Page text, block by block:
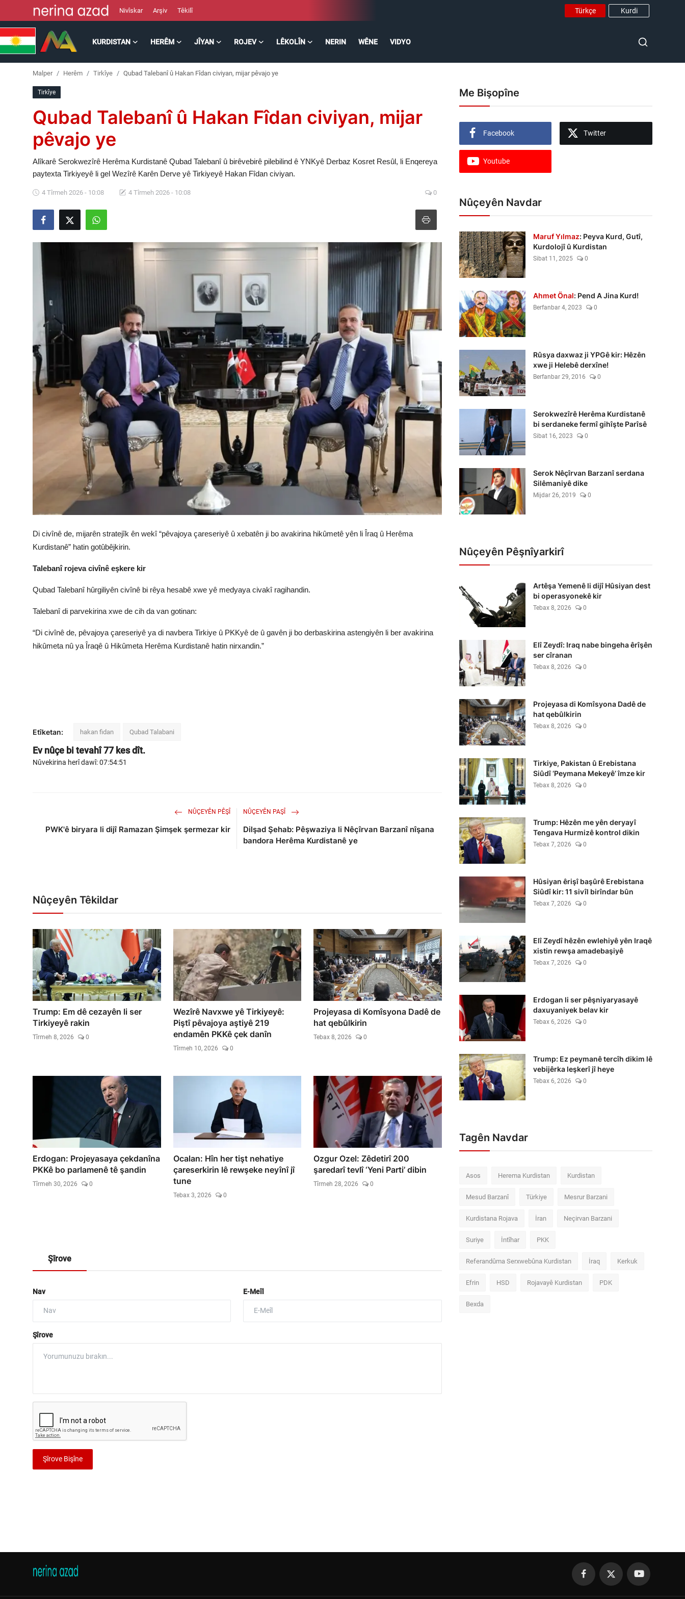
Nivîskar Arşiv Têkilî Türkçe Kurdi
KURDISTAN HERÊM JÎYAN ROJEV LÊKOLÎN NERIN WÊNE VIDYO
Lêkolîn
Kurdi
Malper Herêm Tirkîye Qubad Talebanî û Hakan Fîdan civiyan, mijar pêvajo ye
Tirkîye
Qubad Talebanî û Hakan Fîdan civiyan, mijar
pêvajo ye
Alîkarê Serokwezîrê Herêma Kurdistanê Qubad Talebanî û birêvebirê pilebilind ê YNKyê Derbaz Kosret Resûl, li Enqereya
paytexta Tirkiyeyê li gel Wezîrê Karên Derve yê Tirkiyeyê Hakan Fîdan civiyan.
4 Tîrmeh 2026 - 10:08 4 Tîrmeh 2026 - 10:08 0
Di civînê de, mijarên stratejîk ên wekî “pêvajoya çareseriyê û xebatên ji bo avakirina hikûmetê yên li Îraq û Herêma
Kurdistanê” hatin gotûbêjkirin.
Talebanî rojeva civînê eşkere kir
Qubad Talebanî hûrgiliyên civînê bi rêya hesabê xwe yê medyaya civakî ragihandin.
Talebanî di parvekirina xwe de cih da van gotinan:
“Di civînê de, pêvajoya çareseriyê ya di navbera Tirkiye û PKKyê de û gavên ji bo derbaskirina astengiyên li ber avakirina
hikûmeta nû ya Îraqê û Hikûmeta Herêma Kurdistanê hatin nirxandin.”
Etîketan: hakan fidan Qubad Talabani
Ev nûçe bi tevahî77kes dît.
Nûvekirina herî dawî: 07:54:51
NÛÇEYÊN PÊŞÎ
PWK'ê biryara li dijî Ramazan Şimşek şermezar kir
NÛÇEYÊN PAŞÎ
Dilşad Şehab: Pêşwaziya li Nêçîrvan Barzanî nîşana
bandora Herêma Kurdistanê ye
Nûçeyên Têkildar
Trump: Em dê cezayên li ser
Tirkiyeyê rakin
Tîrmeh 8, 2026 0
Wezîrê Navxwe yê Tirkiyeyê:
Piştî pêvajoya aştiyê 219
endamên PKKê çek danîn
Tîrmeh 10, 2026 0
Projeyasa di Komîsyona Dadê de
hat qebûlkirin
Tebax 8, 2026 0
Erdogan: Projeyasaya çekdanîna
PKKê bo parlamenê tê şandin
Tîrmeh 30, 2026 0
Ocalan: Hîn her tişt nehatiye
çareserkirin lê rewşeke neyînî jî
tune
Tebax 3, 2026 0
Ozgur Ozel: Zêdetirî 200
şaredarî tevlî ‘Yeni Parti’ dibin
Tîrmeh 28, 2026 0
Şîrove
Nav E-Meîl
Şîrove
Şîrove Bişîne
Me Bişopîne
Facebook Twitter
Youtube
Nûçeyên Navdar
Maruf Yılmaz: Peyva Kurd, Gutî,
Kurdolojî û Kurdistan
Sibat 11, 2025 0
Ahmet Önal: Pend A Jina Kurd!
Berfanbar 4, 2023 0
Rûsya daxwaz ji YPGê kir: Hêzên
xwe ji Helebê derxîne!
Berfanbar 29, 2016 0
Serokwezîrê Herêma Kurdistanê
bi serdaneke fermî gihîşte Parîsê
Sibat 16, 2023 0
Serok Nêçîrvan Barzanî serdana
Silêmaniyê dike
Mijdar 26, 2019 0
Nûçeyên Pêşnîyarkirî
Artêşa Yemenê li dijî Hûsiyan dest
bi operasyonekê kir
Tebax 8, 2026 0
Elî Zeydî: Iraq nabe bingeha êrîşên
ser cîranan
Tebax 8, 2026 0
Projeyasa di Komîsyona Dadê de
hat qebûlkirin
Tebax 8, 2026 0
Tirkiye, Pakistan û Erebistana
Siûdî ‘Peymana Mekeyê’ îmze kir
Tebax 8, 2026 0
Trump: Hêzên me yên deryayî
Tengava Hurmizê kontrol dikin
Tebax 7, 2026 0
Hûsiyan êrişî başûrê Erebistana
Siûdî kir: 11 sivîl birîndar bûn
Tebax 7, 2026 0
Elî Zeydî hêzên ewlehiyê yên Iraqê
xistin rewşa amadebaşiyê
Tebax 7, 2026 0
Erdogan li ser pêşniyaryasayê
daxuyaniyek belav kir
Tebax 6, 2026 0
Trump: Ez peymanê tercîh dikim lê
vebijêrka leşkerî jî heye
Tebax 6, 2026 0
Tagên Navdar
Asos Herema Kurdistan Kurdistan
Mesud Barzanî Türkiye Mesrur Barzani
Kurdistana Rojava İran Neçirvan Barzani
Suriye İntîhar PKK
Referandûma Serxwebûna Kurdistan İraq Kerkuk
Efrin HSD Rojavayê Kurdistan PDK
Bexda